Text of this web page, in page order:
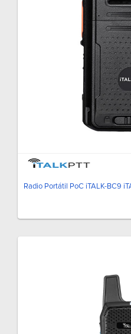
Radio Portátil PoC iTALK-BC9